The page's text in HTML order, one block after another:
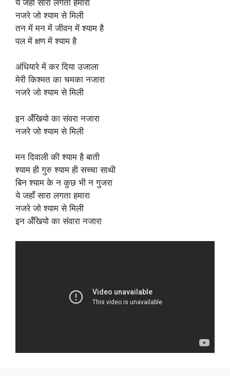
ये जहा सारा लगता हमारा
नजरे जो श्याम से मिली
तन में मन में जीवन में श्याम है
पल में क्षण में श्याम है
अंधियारे में कर दिया उजाला
मेरी किश्मत का चमका नजारा
नजरे जो श्याम से मिली
इन अँखियो का संवरा नजारा
नजरे जो श्याम से मिली
मन दिवाली की श्याम है बाती
श्याम ही गुरु श्याम ही सच्चा साथी
बिन श्याम के न कुछ भी न गुजरा
ये जहाँ सारा लगता हमारा
नजरे जो श्याम से मिली
इन अँखियो का संवारा नजारा